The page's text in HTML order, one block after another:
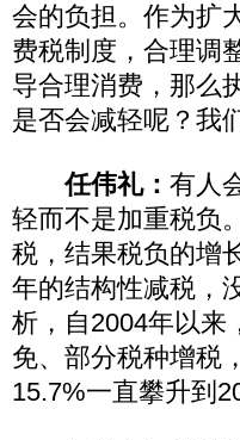
会的负担。作为扩
费税制度，合理调
导合理消费，那么
是否会减轻呢？我
任伟礼： 有人
轻而不是加重税负
税，结果税负的增
年的结构性减税，
析，自2004年以来
免、部分税种增税
15.7%一直攀升到